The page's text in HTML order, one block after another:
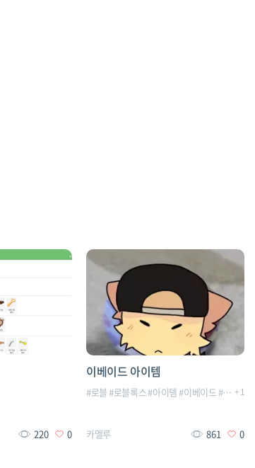
220 0
이베이드 아이템
#로블#로블록스#아이템#이베이드#회피
+1
카멜루 861 0